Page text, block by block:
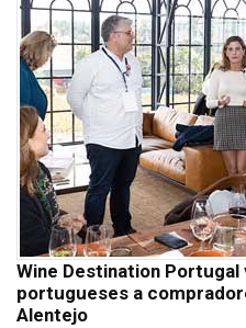
Wine Destination
portugueses a
Alentejo